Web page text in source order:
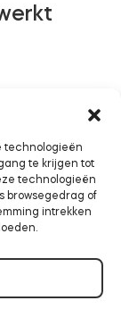
technologieën
te krijgen tot
technologieën
browsegedrag of
intrekken